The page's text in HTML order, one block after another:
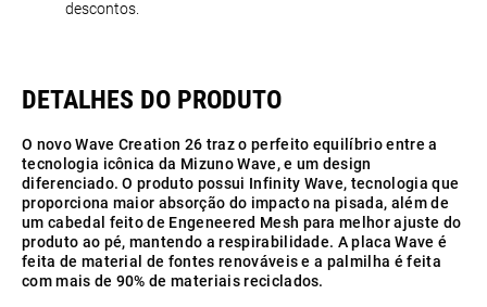
descontos.
O novo Wave Creation 26 traz o perfeito equilíbrio entre a
tecnologia icônica da Mizuno Wave, e um design
diferenciado. O produto possui Infinity Wave, tecnologia que
proporciona maior absorção do impacto na pisada, além de
um cabedal feito de Engeneered Mesh para melhor ajuste do
produto ao pé, mantendo a respirabilidade. A placa Wave é
feita de material de fontes renováveis e a palmilha é feita
com mais de 90% de materiais reciclados.